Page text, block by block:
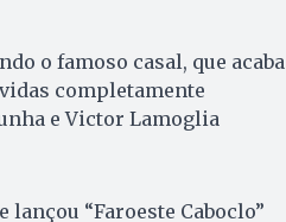
o famoso casal, que acaba
completamente
e Victor Lamoglia
“Faroeste Caboclo”